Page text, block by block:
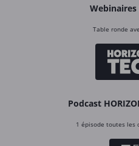
Webinaires
Table ronde
Podcast
1 épisode toutes les